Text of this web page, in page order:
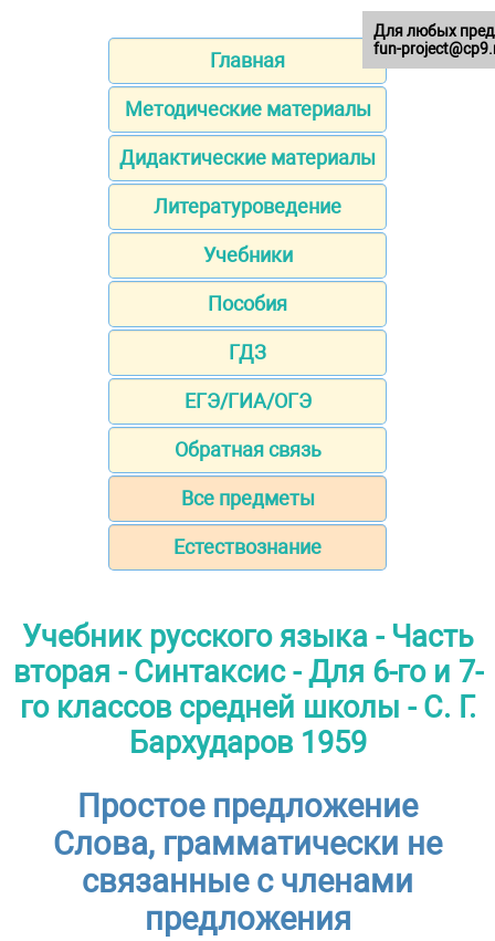
Главная
Методические материалы
Дидактические материалы
Литературоведение
Учебники
Пособия
ГДЗ
ЕГЭ/ГИА/ОГЭ
Обратная связь
Все предметы
Естествознание
Учебник русского языка - Часть
вторая - Синтаксис - Для 6-го и 7-
го классов средней школы - С. Г.
Бархударов 1959
Простое предложение
Слова, грамматически не
связанные с членами
предложения
Для любых
fun-